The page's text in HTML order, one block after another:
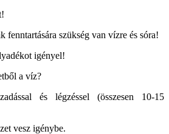
fenntartására szükség van vízre és sóra!
igényel!
a víz?
és légzéssel (összesen 10-15
vesz igénybe.